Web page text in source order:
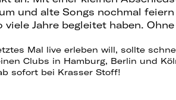
und alte Songs nochmal
viele Jahre begleitet haben.
Mal live erleben will, sollte
Clubs in Hamburg, Berlin und
sofort bei Krasser Stoff!